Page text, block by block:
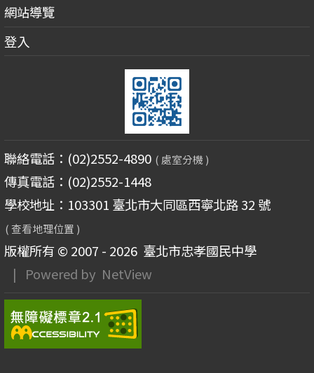
網站導覽
登入
聯絡電話：(02)2552-4890 ( 處室分機 )
傳真電話：(02)2552-1448
學校地址：103301 臺北市大同區西寧北路 32 號
( 查看地理位置 )
版權所有 © 2007 - 2026臺北市忠孝國民中學
| Powered by NetView